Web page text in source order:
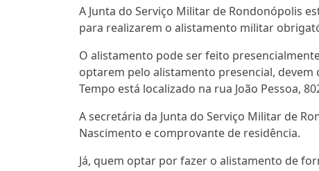
A Junta do Serviço Militar de Rondonópolis
para realizarem o alistamento militar
O alistamento pode ser feito
optarem pelo alistamento presencial, devem
Tempo está localizado na rua João Pessoa,
A secretária da Junta do Serviço Militar de
Nascimento e comprovante de residência.
Já, quem optar por fazer o alistamento de